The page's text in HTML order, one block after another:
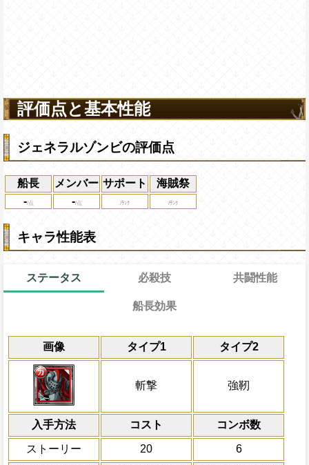
評価点と基本性能
ジェネラルゾンビの評価点
船長 メンバー サポート
海賊祭
-
-
キャラ性能表
ステータス
画像 タイプ1 タイプ2
斬撃 強靭
入手方法 コスト コンボ数
ストーリー 20 6
必殺技
通常 20→12ターン
限界突破
通常時
1ターンの間、力属性キャラの攻撃を200
共闘性能
共闘性能
船長効果
冒険開始時の必殺タ
にし、他の属性キャ
ターン数：8
敵1体のHPを25%減
体力の上限を無視し
船長効果
力属性キャラの攻撃と体力を1.5倍にする
Lv上限突破